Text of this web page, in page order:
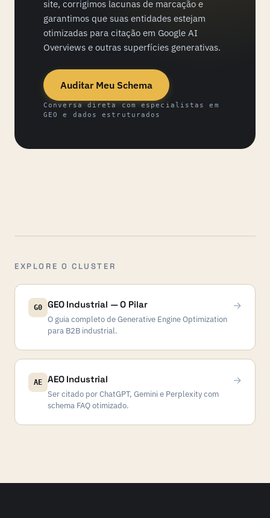
site, corrigimos lacunas de marcação e
garantimos que suas entidades estejam
otimizadas para citação em Google AI
Overviews e outras superfícies generativas.
Auditar Meu Schema
Conversa direta com especialistas em
GEO e dados estruturados
EXPLORE O CLUSTER
G0 GEO Industrial — O Pilar
O guia completo de Generative Engine Optimization
para B2B industrial.
→
AE AEO Industrial
Ser citado por ChatGPT, Gemini e Perplexity com
schema FAQ otimizado.
→